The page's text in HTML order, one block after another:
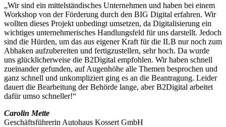
„Wir sind ein mittelständisches Unternehmen und haben bei einem
Workshop von der Förderung durch den BIG Digital erfahren. Wir
wollten dieses Projekt unbedingt umsetzen, da Digitalisierung ein
wichtiges unternehmerisches Handlungsfeld für uns darstellt. Jedoch
sind die Hürden, um das aus eigener Kraft für die ILB nur noch zum
Abhaken aufzubereiten und fertigzustellen, sehr hoch. Da wurde
uns glücklicherweise die B2Digital empfohlen. Wir haben schnell
zueinander gefunden, auf Augenhöhe alle Themen besprochen und
ganz schnell und unkompliziert ging es an die Beantragung. Leider
dauert die Bearbeitung der Behörde lange, aber B2Digital arbeitet
dafür umso schneller!“
Carolin Mette
Geschäftsführerin Autohaus Kossert GmbH